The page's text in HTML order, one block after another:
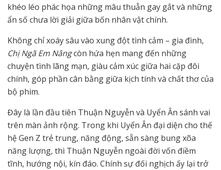
khéo léo phác họa những mâu thuẫn gay gắt và những
ẩn số chưa lời giải giữa bốn nhân vật chính.
Không chỉ xoáy sâu vào xung đột tình cảm – gia đình,
Chị Ngã Em Nângcòn hứa hẹn mang đến những
chuyện tình lãng mạn, giàu cảm xúc giữa hai cặp đôi
chính, góp phần cân bằng giữa kịch tính và chất thơ của
bộ phim.
Đây là lần đầu tiên Thuận Nguyễn và Uyển Ân sánh vai
trên màn ảnh rộng. Trong khi Uyển Ân đại diện cho thế
hệ Gen Z trẻ trung, năng động, sẵn sàng bung xõa
năng lượng, thì Thuận Nguyễn ngoài đời vốn điềm
tĩnh, hướng nội, kín đáo. Chính sự đối nghịch ấy lại trở